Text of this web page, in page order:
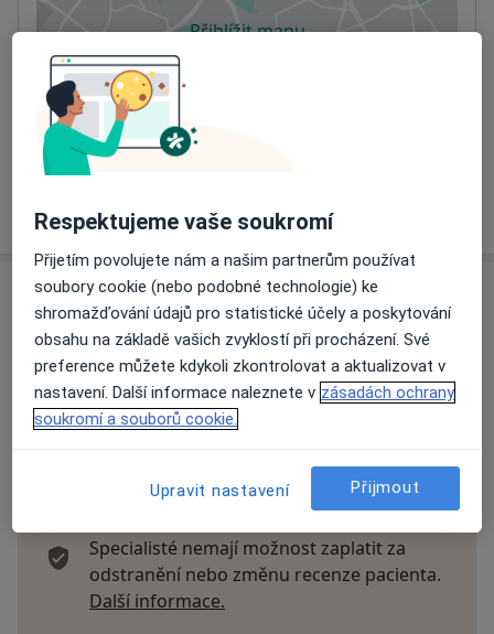
Přiblížit mapu
Dostupnost
Na této adrese online kalendář není aktivní
Co mám v takové situaci udělat?
o adrese
Názory
Přidejte svůj názor
Specialisté nemají možnost zaplatit za
odstranění nebo změnu recenze pacienta.
Další informace.
Respektujeme vaše soukromí
Přijetím povolujete nám a našim partnerům používat
soubory cookie (nebo podobné technologie) ke
shromažďování údajů pro statistické účely a poskytování
obsahu na základě vašich zvyklostí při procházení. Své
preference můžete kdykoli zkontrolovat a aktualizovat v
nastavení. Další informace naleznete v zásadách ochrany
soukromí a souborů cookie.
Upravit nastavení Přijmout